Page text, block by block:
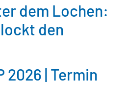
dem Lochen:
den
2026 | Termin